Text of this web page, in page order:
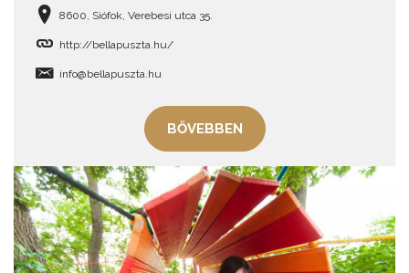
8600, Siófok, Verebesi utca 35.
http://bellapuszta.hu/
info@bellapuszta.hu
BŐVEBBEN